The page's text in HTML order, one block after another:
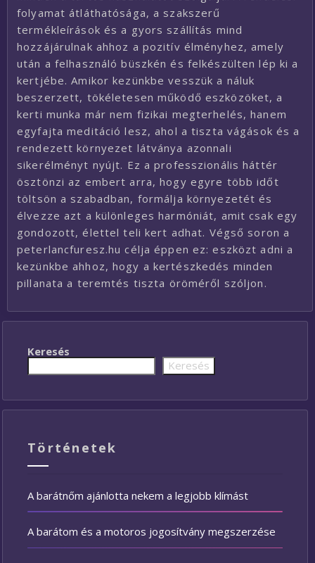
folyamat átláthatósága, a szakszerű
termékleírások és a gyors szállítás mind
hozzájárulnak ahhoz a pozitív élményhez, amely
után a felhasználó büszkén és felkészülten lép ki a
kertjébe. Amikor kezünkbe vesszük a náluk
beszerzett, tökéletesen működő eszközöket, a
kerti munka már nem fizikai megterhelés, hanem
egyfajta meditáció lesz, ahol a tiszta vágások és a
rendezett környezet látványa azonnali
sikerélményt nyújt. Ez a professzionális háttér
ösztönzi az embert arra, hogy egyre több időt
töltsön a szabadban, formálja környezetét és
élvezze azt a különleges harmóniát, amit csak egy
gondozott, élettel teli kert adhat. Végső soron a
peterlancfuresz.hu célja éppen ez: eszközt adni a
kezünkbe ahhoz, hogy a kertészkedés minden
pillanata a teremtés tiszta öröméről szóljon.
Keresés
Keresés
Történetek
A barátnőm ajánlotta nekem a legjobb klímást
A barátom és a motoros jogosítvány megszerzése